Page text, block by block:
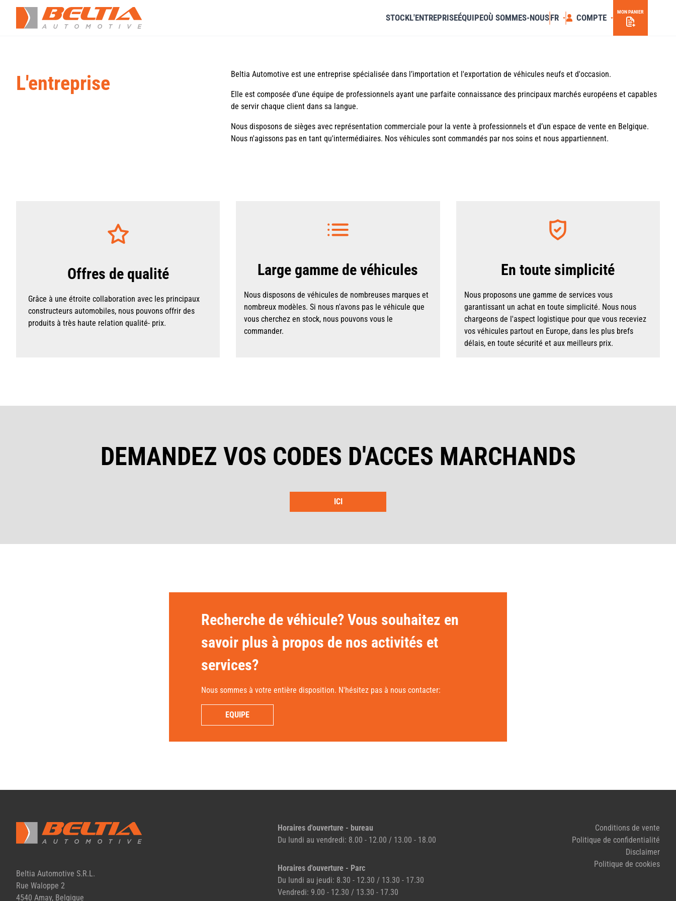
STOCKL'ENTREPRISEÉQUIPEOÙ SOMMES-NOUSFR COMPTE
MON PANIER
L'entreprise Beltia Automotive est une entreprise spécialisée dans l’importation et l'exportation de véhicules neufs et d'occasion.
Elle est composée d’une équipe de professionnels ayant une parfaite connaissance des principaux marchés européens et capables
de servir chaque client dans sa langue.
Nous disposons de sièges avec représentation commerciale pour la vente à professionnels et d’un espace de vente en Belgique.
Nous n'agissons pas en tant qu'intermédiaires. Nos véhicules sont commandés par nos soins et nous appartiennent.
Offres de qualité
Grâce à une étroite collaboration avec les principaux
constructeurs automobiles, nous pouvons offrir des
produits à très haute relation qualité- prix.
Large gamme de véhicules
Nous disposons de véhicules de nombreuses marques et
nombreux modèles. Si nous n'avons pas le véhicule que
vous cherchez en stock, nous pouvons vous le
commander.
En toute simplicité
Nous proposons une gamme de services vous
garantissant un achat en toute simplicité. Nous nous
chargeons de l'aspect logistique pour que vous receviez
vos véhicules partout en Europe, dans les plus brefs
délais, en toute sécurité et aux meilleurs prix.
DEMANDEZ VOS CODES D'ACCES MARCHANDS
ICI
Recherche de véhicule? Vous souhaitez en
savoir plus à propos de nos activités et
services?
Nous sommes à votre entière disposition. N'hésitez pas à nous contacter:
EQUIPE
Beltia Automotive S.R.L.
Rue Waloppe 2
4540 Amay, Belgique
Horaires d'ouverture - bureau
Du lundi au vendredi: 8.00 - 12.00 / 13.00 - 18.00
Horaires d'ouverture - Parc
Du lundi au jeudi: 8.30 - 12.30 / 13.30 - 17.30
Vendredi: 9.00 - 12.30 / 13.30 - 17.30
Conditions de vente
Politique de confidentialité
Disclaimer
Politique de cookies